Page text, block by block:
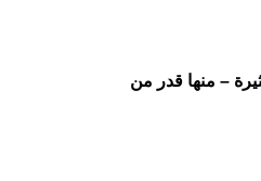
– منها قدر من